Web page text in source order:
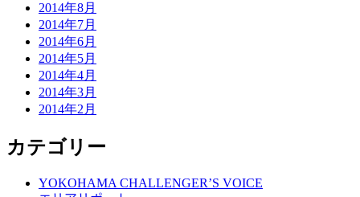
2014年8月
2014年7月
2014年6月
2014年5月
2014年4月
2014年3月
2014年2月
カテゴリー
YOKOHAMA CHALLENGER’S VOICE